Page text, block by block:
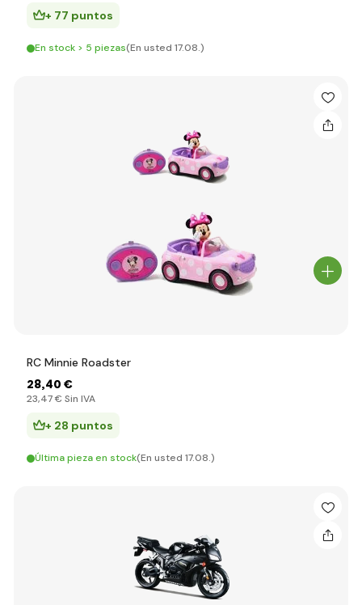
+ 77 puntos
En stock > 5 piezas(En usted 17.08.)
RC Minnie Roadster
28,40 €
23,47 € Sin IVA
+ 28 puntos
Última pieza en stock(En usted 17.08.)